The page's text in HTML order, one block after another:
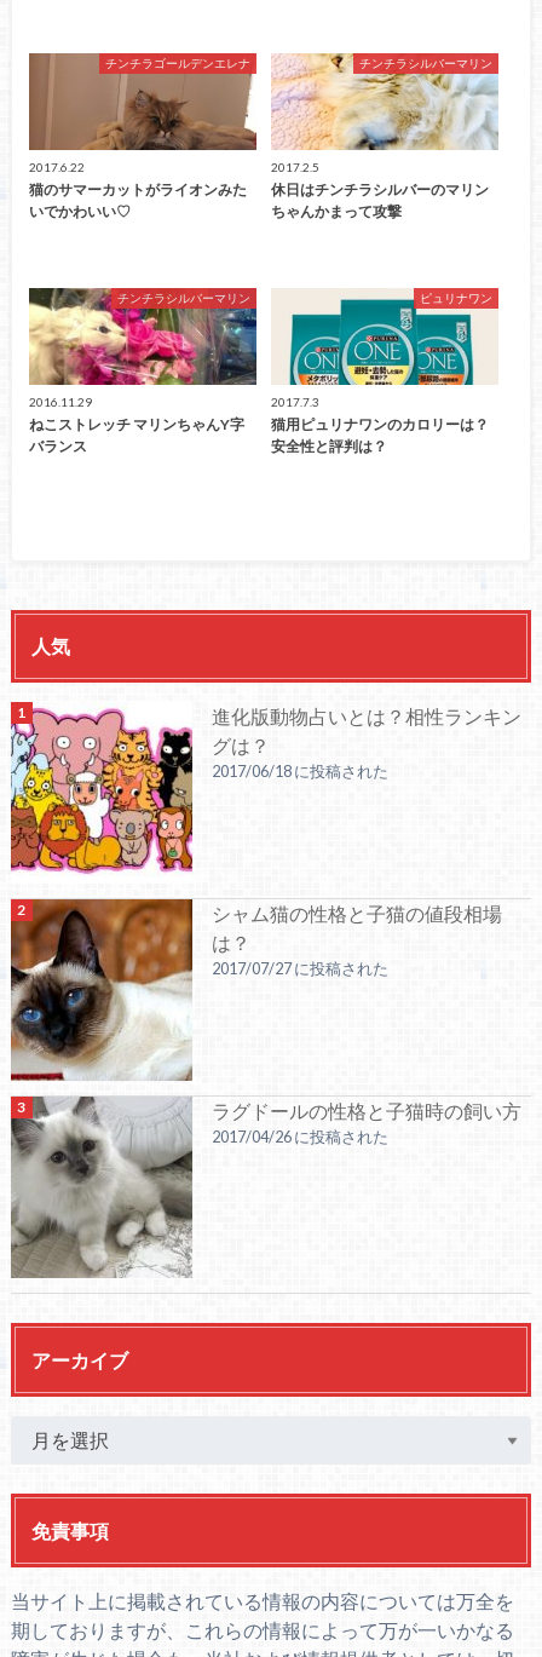
チンチラゴールデンエレナ
2017.6.22
猫のサマーカットがライオンみた
いでかわいい♡
チンチラシルバーマリン
2017.2.5
休日はチンチラシルバーのマリン
ちゃんかまって攻撃
チンチラシルバーマリン
2016.11.29
ねこストレッチ マリンちゃんY字
バランス
ピュリナワン
2017.7.3
猫用ピュリナワンのカロリーは？
安全性と評判は？
人気
進化版動物占いとは？相性ランキン
グは？
2017/06/18 に投稿された
シャム猫の性格と子猫の値段相場
は？
2017/07/27 に投稿された
ラグドールの性格と子猫時の飼い方
2017/04/26 に投稿された
アーカイブ
免責事項
当サイト上に掲載されている情報の内容については万全を
期しておりますが、これらの情報によって万が一いかなる